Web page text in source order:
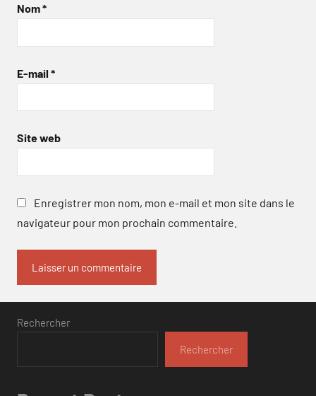
Nom*
E-mail *
Site web
Enregistrer mon nom, mon e-mail et mon site dans le
navigateur pour mon prochain commentaire.
Rechercher
Rechercher